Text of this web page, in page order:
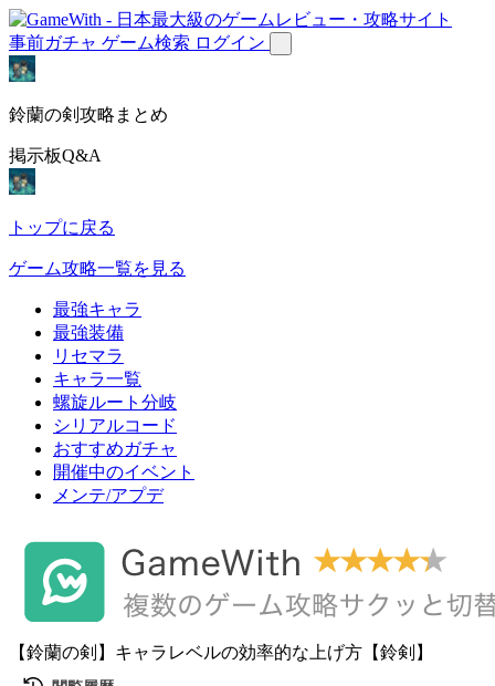
事前ガチャ ゲーム検索 ログイン
鈴蘭の剣攻略まとめ
掲示板Q&A
トップに戻る
ゲーム攻略一覧を見る
最強キャラ
最強装備
リセマラ
キャラ一覧
螺旋ルート分岐
シリアルコード
おすすめガチャ
開催中のイベント
メンテ/アプデ
【鈴蘭の剣】キャラレベルの効率的な上げ方【鈴剣】